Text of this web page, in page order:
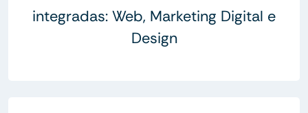
integradas: Web, Marketing Digital e
Design